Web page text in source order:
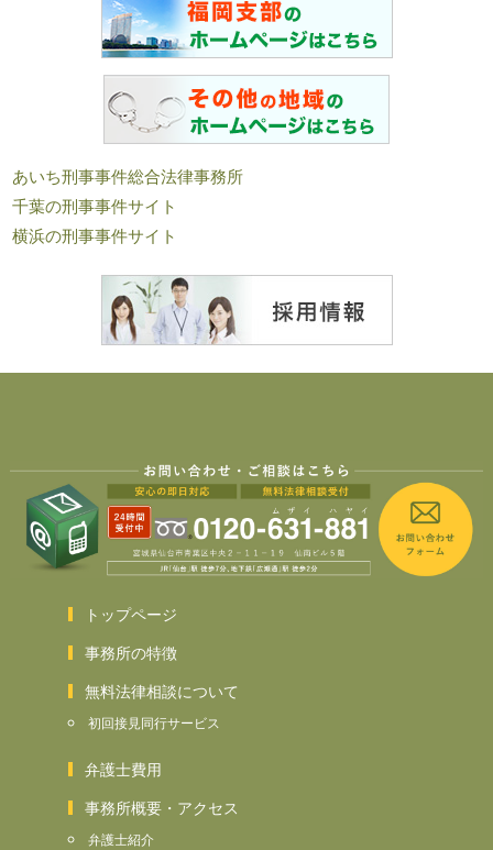
あいち刑事事件総合法律事務所
千葉の刑事事件サイト
横浜の刑事事件サイト
トップページ
事務所の特徴
無料法律相談について
初回接見同行サービス
弁護士費用
事務所概要・アクセス
弁護士紹介